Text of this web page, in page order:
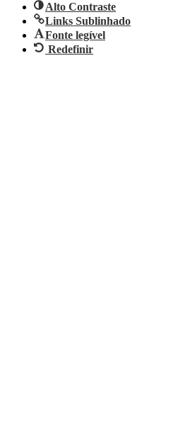
Alto Contraste
Links Sublinhado
Fonte legível
Redefinir